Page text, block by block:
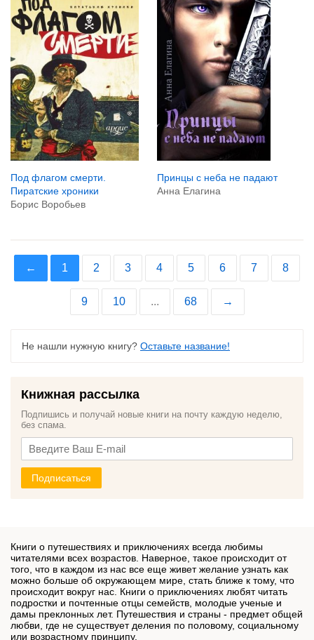
Под флагом смерти.
Пиратские хроники
Борис Воробьев
Принцы с неба не падают
Анна Елагина
← 1 2 3 4 5 6 7 8
9 10 ... 68 →
Не нашли нужную книгу? Оставьте название!
Книжная рассылка
Подпишись и получай новые книги на почту каждую неделю,
без спама.
Подписаться
Книги о путешествиях и приключениях всегда любимы
читателями всех возрастов. Наверное, такое происходит от
того, что в каждом из нас все еще живет желание узнать как
можно больше об окружающем мире, стать ближе к тому, что
происходит вокруг нас. Книги о приключениях любят читать
подростки и почтенные отцы семейств, молодые ученые и
дамы преклонных лет. Путешествия и страны - предмет общей
любви, где не существует деления по половому, социальному
или возрастному принципу.